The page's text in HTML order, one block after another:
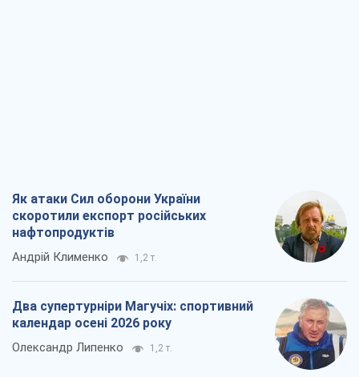
Як атаки Сил оборони України
скоротили експорт російських
нафтопродуктів
Андрій Клименко 1,2 т.
Два супертурніри Магучіх: спортивний
календар осені 2026 року
Олександр Липенко 1,2 т.